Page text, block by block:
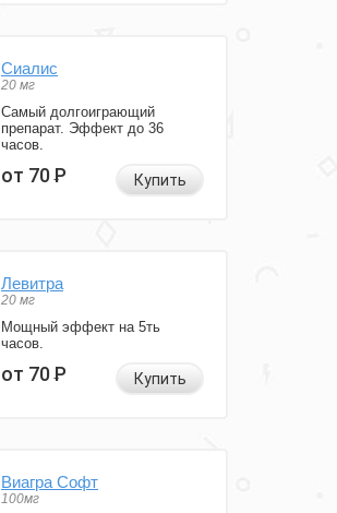
Сиалис
20 мг
Самый долгоиграющий
препарат. Эффект до 36
часов.
от 70Р Купить
Левитра
20 мг
Мощный эффект на 5ть
часов.
от 70Р Купить
Виагра Софт
100мг